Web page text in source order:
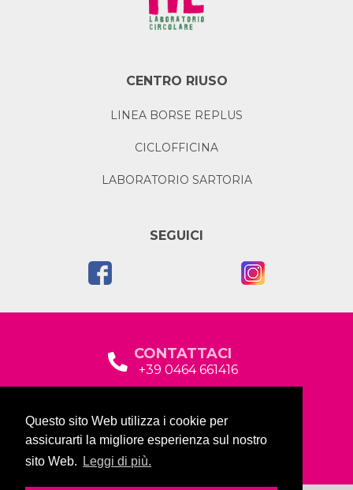
Questo sito Web utilizza i cookie per
assicurarti la migliore esperienza sul nostro
sito Web.
Leggi di più.
CENTRO RIUSO
LINEA BORSE REPLUS
CICLOFFICINA
LABORATORIO SARTORIA
SEGUICI
CONTATTACI
+39 0464 661416
Via Baltera, 19
38066 Riva del Garda (TN)